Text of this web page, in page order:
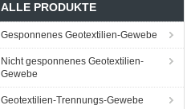
ALLE PRODUKTE
Gesponnenes Geotextilien-Gewebe
Nicht gesponnenes Geotextilien-
Gewebe
Geotextilien-Trennungs-Gewebe